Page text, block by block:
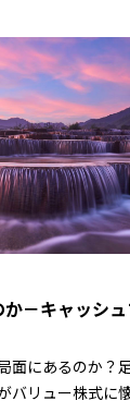
－キャッシ
面にあるのか？
バリュー株式に